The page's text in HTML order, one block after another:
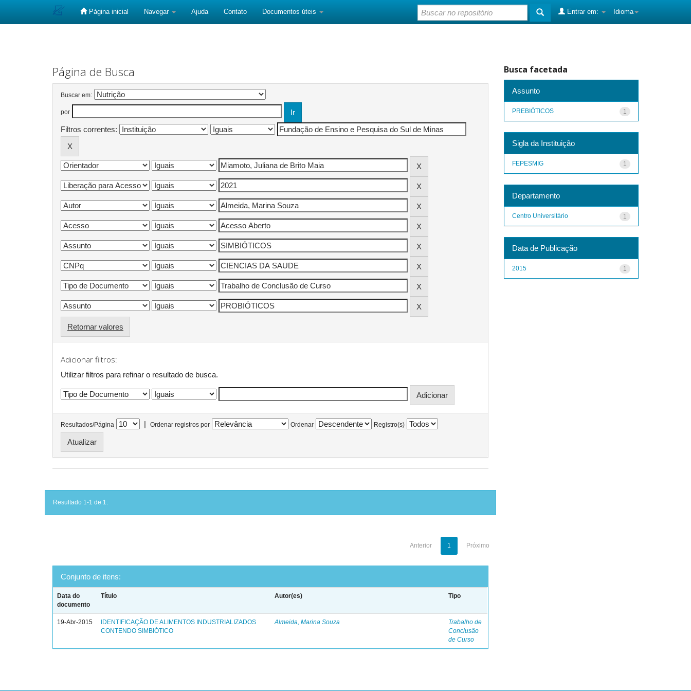
Página inicial Navegar Ajuda Contato Documentos úteis Idioma
Entrar em:
Página de Busca
Buscar em:
por
Filtros correntes:
Retornar valores
Adicionar filtros:
Utilizar filtros para refinar o resultado de busca.
Resultados/Página | Ordenar registros por Ordenar Registro(s)
Resultado 1-1 de 1.
Anterior 1 Próximo
Conjunto de itens:
Data do
documento
Título Autor(es) Tipo
19-Abr-2015
IDENTIFICAÇÃO DE ALIMENTOS INDUSTRIALIZADOS
CONTENDO SIMBIÓTICO
Almeida, Marina Souza
Trabalho de
Conclusão
de Curso
Busca facetada
Assunto
1
PREBIÓTICOS
Sigla da Instituição
1
FEPESMIG
Departamento
1
Centro Universitário
Data de Publicação
1
2015